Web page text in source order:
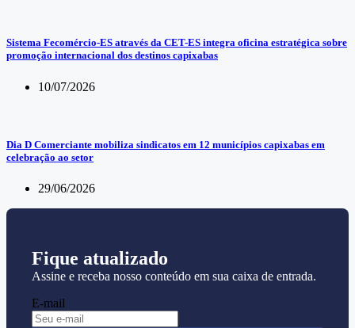
Sistema Fecomércio-ES através da CET-ES integra oficina estratégica sobre
promoção internacional dos destinos capixabas
10/07/2026
Dia D Comerciante mobiliza sindicatos em 12 municípios capixabas em
celebração ao setor
29/06/2026
Fique atualizado
Assine e receba nosso conteúdo em sua caixa de entrada.
E-mail